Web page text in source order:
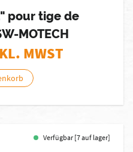
pour tige de
MOTECH
MWST
Verfügbar [7 auf lager]